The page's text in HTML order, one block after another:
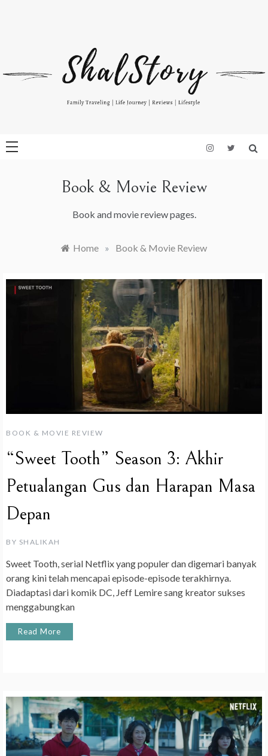
www.shalstory.com
Book & Movie Review
Book and movie review pages.
Home » Book & Movie Review
BOOK & MOVIE REVIEW
“Sweet Tooth” Season 3: Akhir
Petualangan Gus dan Harapan Masa
Depan
BY SHALIKAH
Sweet Tooth, serial Netflix yang populer dan digemari banyak
orang kini telah mencapai episode-episode terakhirnya.
Diadaptasi dari komik DC, Jeff Lemire sang kreator sukses
menggabungkan
Read More